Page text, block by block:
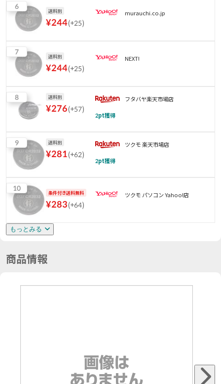
6
送料別
¥244(+25)
murauchi.co.jp
7
送料別
¥244(+25)
NEXT!
8 送料別
¥276(+57)
フタバヤ楽天市場店
2pt獲得
9 送料別
¥281(+62)
ツクモ 楽天市場店
2pt獲得
10
条件付き送料無料
¥283(+64)
ツクモ パソコン Yahoo!店
もっとみる
商品情報